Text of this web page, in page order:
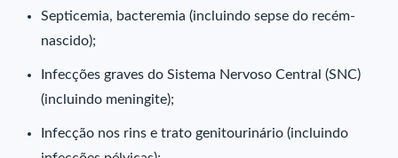
Septicemia, bacteremia (incluindo sepse do recém-
nascido);
Infecções graves do Sistema Nervoso Central (SNC)
(incluindo meningite);
Infecção nos rins e trato genitourinário (incluindo